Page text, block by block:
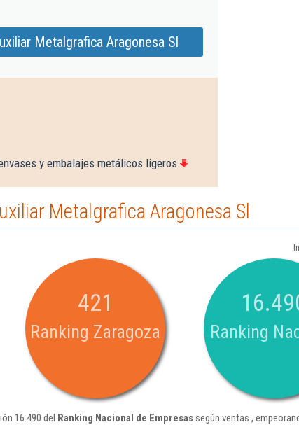
Metalgrafica Aragonesa Sl
y embalajes metálicos ligeros
Metalgrafica Aragonesa Sl
421
Ranking Zaragoza Ranking
16.490 del Ranking Nacional de Empresassegún ventas ,